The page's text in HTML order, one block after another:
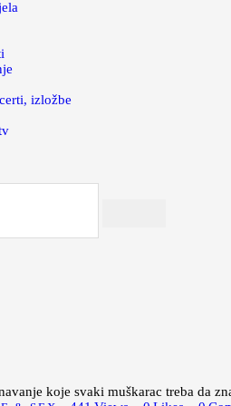
izložbe
koje svaki muškarac treba da